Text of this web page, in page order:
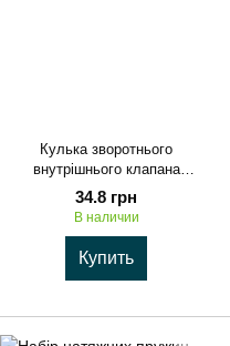
Кулька зворотнього
внутрішнього клапана
дозатора, D10, PP
34.8 грн
В наличии
Купить